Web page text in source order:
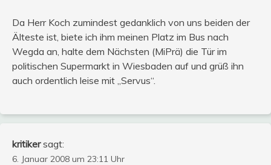
Da Herr Koch zumindest gedanklich von uns beiden der
Älteste ist, biete ich ihm meinen Platz im Bus nach
Wegda an, halte dem Nächsten (MiPrä) die Tür im
politischen Supermarkt in Wiesbaden auf und grüß ihn
auch ordentlich leise mit „Servus“.
kritiker sagt:
6. Januar 2008 um 23:11 Uhr